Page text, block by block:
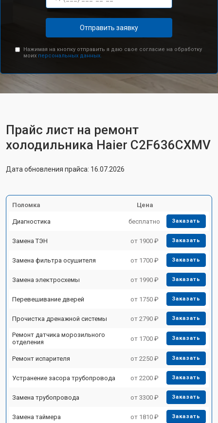
Отправить заявку
Нажимая на кнопку отправить я даю свое согласие на обработку
моих персональных данных.
Прайс лист на ремонт
холодильника Haier C2F636CXMV
Дата обновления прайса: 16.07.2026
Поломка Цена
Диагностика бесплатно Заказать
Замена ТЭН от 1900 ₽ Заказать
Замена фильтра осушителя от 1700 ₽ Заказать
Замена электросхемы от 1990 ₽ Заказать
Перевешивание дверей от 1750 ₽ Заказать
Прочистка дренажной системы от 2790 ₽ Заказать
Ремонт датчика морозильного
отделения
от 1700 ₽ Заказать
Ремонт испарителя от 2250 ₽ Заказать
Устранение засора трубопровода от 2200 ₽ Заказать
Замена трубопровода от 3300 ₽ Заказать
Замена таймера от 1810 ₽ Заказать